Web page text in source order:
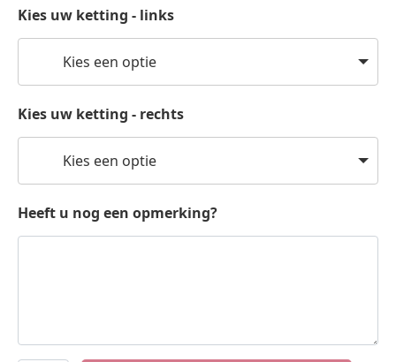
Kies uw ketting - links
Kies een optie
Kies uw ketting - rechts
Kies een optie
Heeft u nog een opmerking?